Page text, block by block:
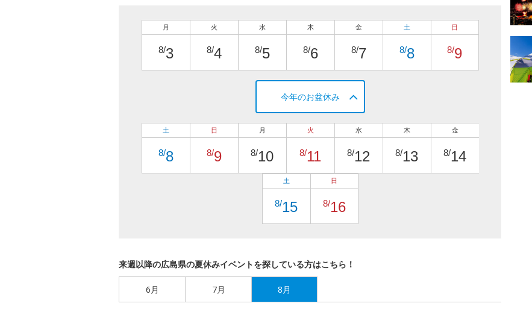
月
8/3
火
8/4
水
8/5
木
8/6
金
8/7
土
8/8
日
8/9
今年のお盆休み
土
8/8
日
8/9
月
8/10
火
8/11
水
8/12
木
8/13
金
8/14
土
8/15
日
8/16
来週以降の広島県の夏休みイベントを探している方はこちら！
6月 7月 8月